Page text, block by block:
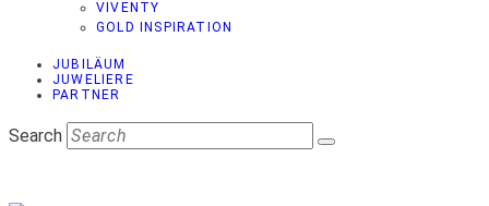
VIVENTY
GOLD INSPIRATION
JUBILÄUM
JUWELIERE
PARTNER
Search